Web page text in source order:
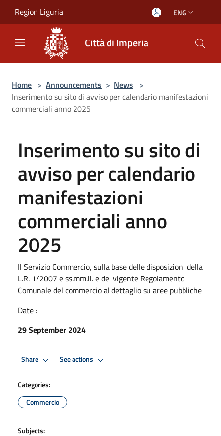
Region Liguria ENG
Città di Imperia
Home > Announcements > News >
Inserimento su sito di avviso per calendario manifestazioni
commerciali anno 2025
Inserimento su sito di
avviso per calendario
manifestazioni
commerciali anno
2025
Il Servizio Commercio, sulla base delle disposizioni della
L.R. 1/2007 e ss.mm.ii. e del vigente Regolamento
Comunale del commercio al dettaglio su aree pubbliche
Date :
29 September 2024
Share See actions
Categories:
Commercio
Subjects: